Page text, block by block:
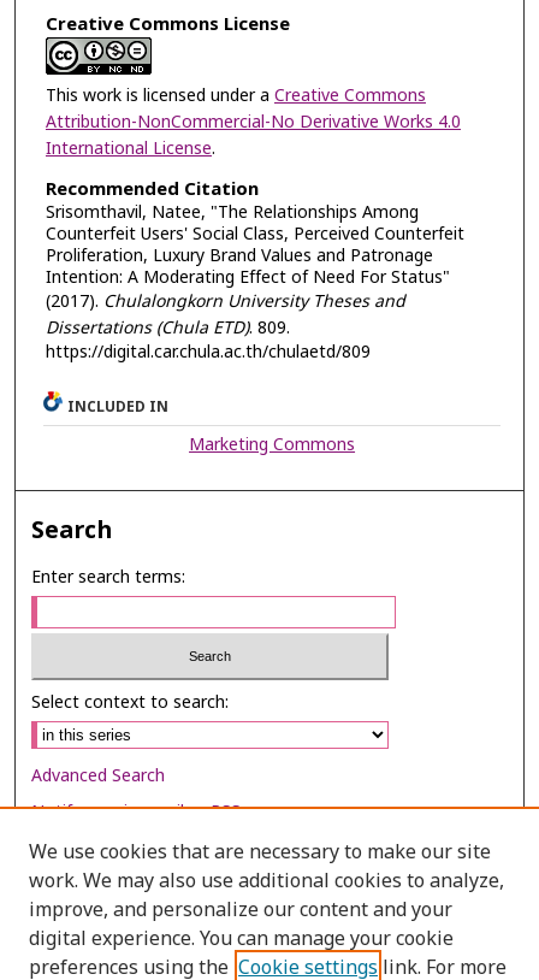
Creative Commons License
This work is licensed under a Creative Commons
Attribution-NonCommercial-No Derivative Works 4.0
International License.
Recommended Citation
Srisomthavil, Natee, "The Relationships Among
Counterfeit Users' Social Class, Perceived Counterfeit
Proliferation, Luxury Brand Values and Patronage
Intention: A Moderating Effect of Need For Status"
(2017). Chulalongkorn University Theses and
Dissertations (Chula ETD). 809.
https://digital.car.chula.ac.th/chulaetd/809
INCLUDED IN
Marketing Commons
Search
Enter search terms:
Select context to search:
Advanced Search
Notify me via email orRSS
Browse
Collections
Disciplines
We use cookies that are necessary to make our site
work. We may also use additional cookies to analyze,
improve, and personalize our content and your
digital experience. You can manage your cookie
preferences using the Cookie settings link. For more